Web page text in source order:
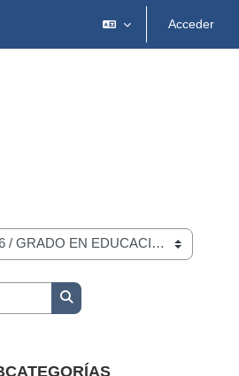
Acceder
Buscar cursos